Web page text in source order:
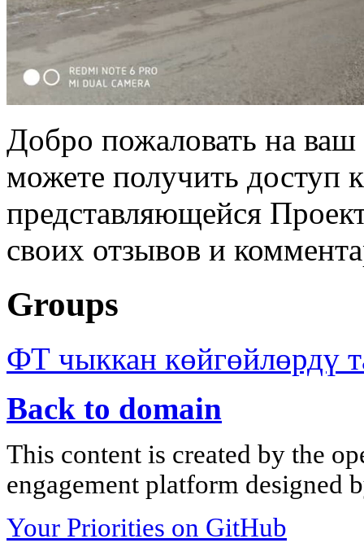
Добро пожаловать на
можете получить доступ
представляющейся
своих отзывов и
Groups
ФТ чыккан көйгөйлөрдү
Back to domain
This content is created by the
engagement platform designed
Your Priorities on GitHub